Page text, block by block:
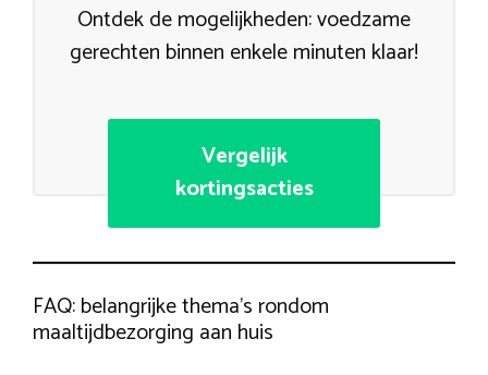
Ontdek de mogelijkheden: voedzame
gerechten binnen enkele minuten klaar!
Vergelijk
kortingsacties
FAQ: belangrijke thema’s rondom
maaltijdbezorging aan huis